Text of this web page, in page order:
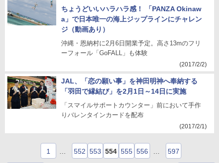
ちょうどいいハラハラ感！ 「PANZA Okinaw
a」で日本唯一の海上ジップラインにチャレン
ジ（動画あり）
沖縄・恩納村に2月6日開業予定。高さ13mのフリ
ーフォール「GoFALL」も体験
(2017/2/2)
JAL、「恋の願い事」を神田明神へ奉納する
「羽田で縁結び」を2月1日～14日に実施
「スマイルサポートカウンター」前において手作
りバレンタインカードを配布
(2017/2/1)
1 552 553 554 555 556 597